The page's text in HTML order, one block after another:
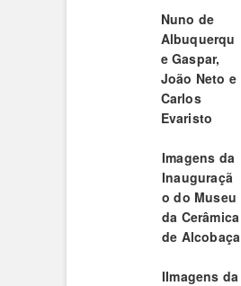
Nuno de
Albuquerqu
e Gaspar,
João Neto e
Carlos
Evaristo
Imagens da
Inauguraçã
o do Museu
da Cerâmica
de Alcobaça
IImagens da